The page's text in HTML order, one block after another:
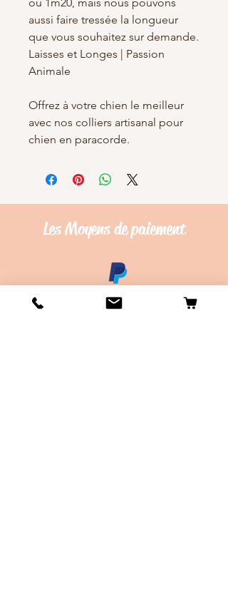
aussi faire tressée la longueur
que vous souhaitez sur demande.
Laisses et Longes | Passion
Animale
Offrez à votre chien le meilleur
avec nos colliers artisanal pour
chien en paracorde.
Les Moyens depaiement